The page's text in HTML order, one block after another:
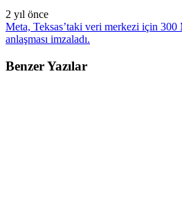
2 yıl önce
Meta, Teksas’taki veri merkezi için
anlaşması imzaladı.
Benzer Yazılar